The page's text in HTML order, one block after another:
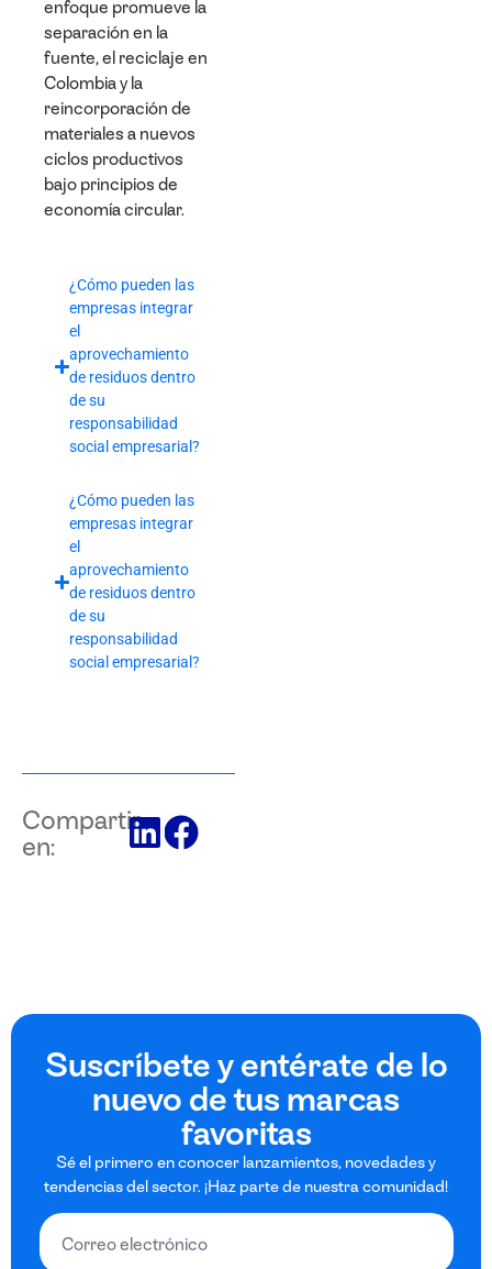
enfoque promueve la
separación en la
fuente, el reciclaje en
Colombia y la
reincorporación de
materiales a nuevos
ciclos productivos
bajo principios de
economía circular.
¿Cómo pueden las
empresas integrar
el
aprovechamiento
de residuos dentro
de su
responsabilidad
social empresarial?
¿Cómo pueden las
empresas integrar
el
aprovechamiento
de residuos dentro
de su
responsabilidad
social empresarial?
Compartir
en:
Suscríbete y entérate de lo
nuevo de tus marcas
favoritas
Sé el primero en conocer lanzamientos, novedades y
tendencias del sector. ¡Haz parte de nuestra comunidad!